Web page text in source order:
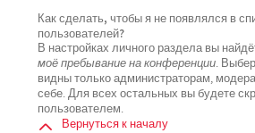
Как сделать, чтобы я не появлялся в
пользователей?
В настройках личного раздела вы
моё пребывание на конференции.
видны только администраторам,
себе. Для всех остальных вы будете
пользователем.
Вернуться к началу